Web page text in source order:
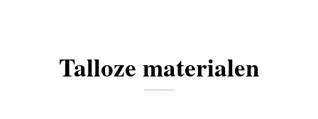
Talloze materialen